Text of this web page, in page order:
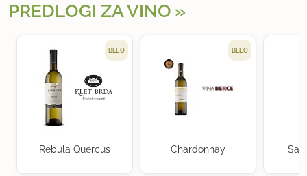
PREDLOGI ZA VINO
BELO
Rebula Quercus
BELO
Chardonnay